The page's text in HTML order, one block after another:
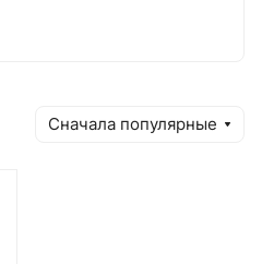
Сначала популярные